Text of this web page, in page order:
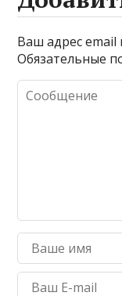
Ваш адрес email
Обязательные